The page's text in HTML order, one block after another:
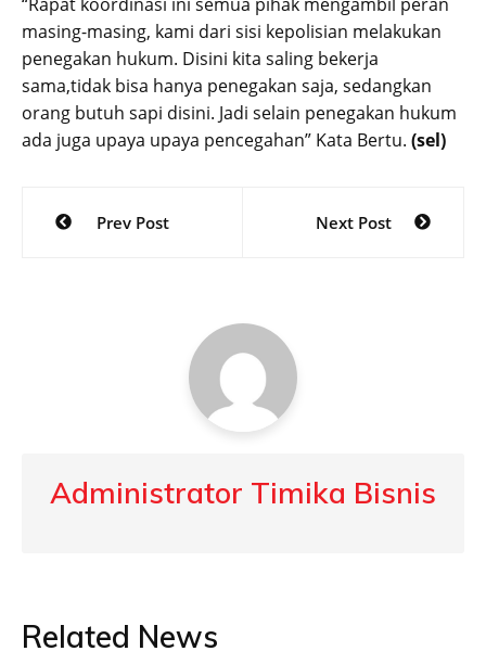
masing-masing, kami dari sisi kepolisian melakukan
penegakan hukum. Disini kita saling bekerja
sama,tidak bisa hanya penegakan saja, sedangkan
orang butuh sapi disini. Jadi selain penegakan hukum
ada juga upaya upaya pencegahan” Kata Bertu. (sel)
Post
navigation
Prev Post Next Post
Administrator Timika Bisnis
Related News